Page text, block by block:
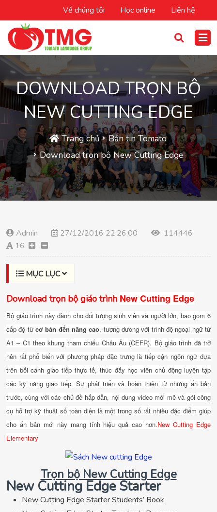
Về chúng tôi Học online Liên hệ
DOWNLOAD TRỌN BỘ
NEW CUTTING EDGE
Trang chủ
Bản tin Tomato
Download trọn bộ New Cutting Edge
Admin 27/12/2016 22:26:00
114446
16
MỤC LỤC
Download trọn bộ giáo trình New Cutting Edge
Bộ giáo trình này dành cho đối tượng sinh viên và người lớn, bao gồm 6
cấp độ từ cơ bản đến nâng cao, tương dương với trình độ ngoại ngữ từ
A1 – C1 theo khung tham chiếu Châu Âu (CEFR). Bộ giáo trình đã trở
nên rất phổ biến với phương pháp đặc trưng là tiếp cận ngôn ngữ dựa
trên bối cảnh giao tiếp thực tế, thúc đẩy học viên chủ động luyện tập
các kỹ năng giao tiếp. Sự phát triển và hoàn thiện từ những ấn bản
trước, cùng với các chủ đề hấp dẫn, nội dung video mới mẻ và gói công
cụ hỗ trợ kỹ thuật số toàn diện là một trong số rất nhiều đặc điểm giúp
cho ấn bản mới này mang tính hiệu quả cao hơn.New Cutting Edge
Elementary
Trọn bộ New Cutting Edge
New Cutting Edge Starter​
New Cutting Edge Starter Students’ Book